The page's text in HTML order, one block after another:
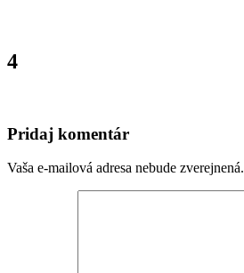
4
Pridaj komentár
Vaša e-mailová adresa nebude zverejnená.